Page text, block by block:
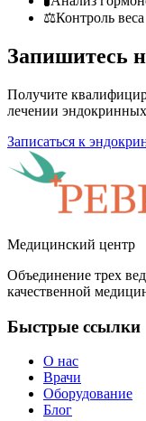
⚖️Контроль веса
Запишитесь
Получите
лечении
Записаться к
Медицинский центр
Объединение трех
качественной
Быстрые ссылки
О нас
Врачи
Оборудование
Блог